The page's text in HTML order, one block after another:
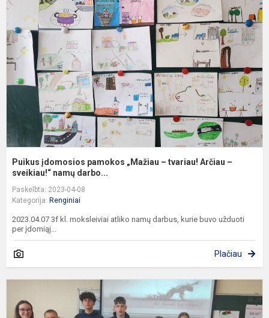
Puikus įdomosios pamokos „Mažiau – tvariau! Arčiau –
sveikiau!“ namų darbo...
Paskelbta: 2023-04-08
Kategorija: Renginiai
2023.04.07 3f kl. moksleiviai atliko namų darbus, kurie buvo užduoti
per įdomiąj...
Plačiau